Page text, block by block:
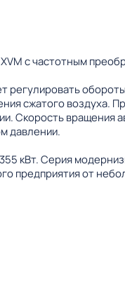
с частотным
регулировать
сжатого воздуха.
Скорость вращения
давлении.
кВт. Серия
предприятия от